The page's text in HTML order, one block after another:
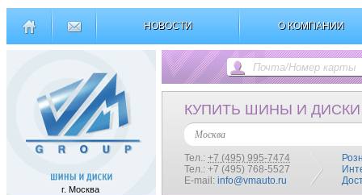
НОВОСТИ О КОМПАНИИ
г. Москва
КУПИТЬ ШИНЫ И ДИСКИ
Москва
Тел.: +7 (495) 995-7474
Тел.: +7 (495) 768-5527
E-mail: info@vmauto.ru